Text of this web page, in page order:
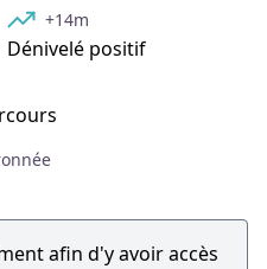
+14m
Dénivelé positif
afin d'y avoir accès